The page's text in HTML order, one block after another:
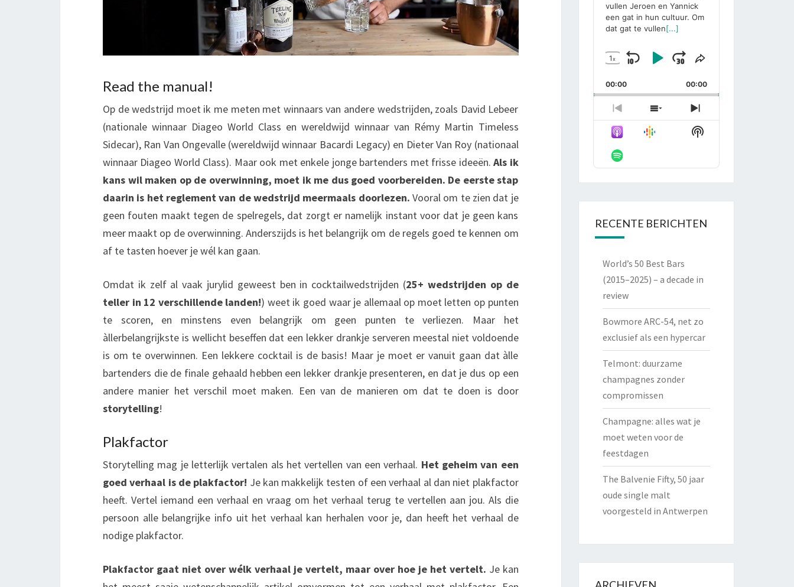
Read the manual!
Op de wedstrijd moet ik me meten met winnaars van andere wedstrijden, zoals David Lebeer
(nationale winnaar Diageo World Class en wereldwijd winnaar van Rémy Martin Timeless
Sidecar), Ran Van Ongevalle (wereldwijd winnaar Bacardi Legacy) en Dieter Van Roy (nationaal
winnaar Diageo World Class). Maar ook met enkele jonge bartenders met frisse ideeën.Als ik
kans wil maken op de overwinning, moet ik me dus goed voorbereiden. De eerste stap
daarin is het reglement van de wedstrijd meermaals doorlezen. Vooral om te zien dat je
geen fouten maakt tegen de spelregels, dat zorgt er namelijk instant voor dat je geen kans
meer maakt op de overwinning. Anderszijds is het belangrijk om de regels goed te kennen om
af te tasten hoever je wél kan gaan.
Omdat ik zelf al vaak jurylid geweest ben in cocktailwedstrijden (25+ wedstrijden op de
teller in 12 verschillende landen!) weet ik goed waar je allemaal op moet letten op punten
te scoren, en minstens even belangrijk om geen punten te verliezen. Maar het
àllerbelangrijkste is wellicht beseffen dat een lekker drankje serveren meestal niet voldoende
is om te overwinnen. Een lekkere cocktail is de basis! Maar je moet er vanuit gaan dat àlle
bartenders die de finale gehaald hebben een lekker drankje presenteren, en dat je dus op een
andere manier het verschil moet maken. Een van de manieren om dat te doen is door
storytelling!
Plakfactor
Storytelling mag je letterlijk vertalen als het vertellen van een verhaal. Het geheim van een
goed verhaal is de plakfactor! Je kan makkelijk testen of een verhaal al dan niet plakfactor
heeft. Vertel iemand een verhaal en vraag om het verhaal terug te vertellen aan jou. Als die
persoon alle belangrijke info uit het verhaal kan herhalen voor je, dan heeft het verhaal de
nodige plakfactor.
Plakfactor gaat niet over wélk verhaal je vertelt, maar over hoe je het vertelt. Je kan
vullen Jeroen en Yannick
een gat in hun cultuur. Om
dat gat te vullen[...]
Change
Rate
1x
Skip
Backward
Play
Pause
Jump
Forward
Share
Episode
00:00 00:00
Previous
Episode
Show
Episodes
List
Next
Episode
Show
RECENTE BERICHTEN
World’s 50 Best Bars
(2015–2025) – a decade in
review
Bowmore ARC-54, net zo
exclusief als een hypercar
Telmont: duurzame
champagnes zonder
compromissen
Champagne: alles wat je
moet weten voor de
feestdagen
The Balvenie Fifty, 50 jaar
oude single malt
voorgesteld in Antwerpen